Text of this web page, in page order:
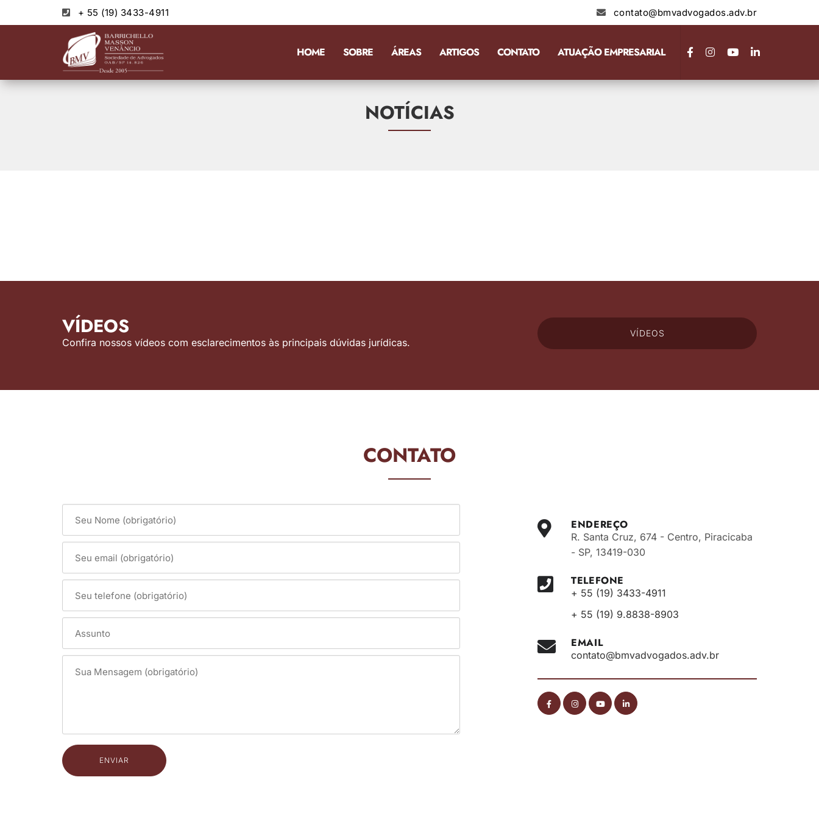
+ 55 (19) 3433-4911 contato@bmvadvogados.adv.br
HOME SOBRE ÁREAS ARTIGOS CONTATO ATUAÇÃO EMPRESARIAL
NOTÍCIAS
VÍDEOS
Confira nossos vídeos com esclarecimentos às principais dúvidas jurídicas.
VÍDEOS
CONTATO
ENDEREÇO
R. Santa Cruz, 674 - Centro, Piracicaba
- SP, 13419-030
TELEFONE
+ 55 (19) 3433-4911
+ 55 (19) 9.8838-8903
EMAIL
contato@bmvadvogados.adv.br